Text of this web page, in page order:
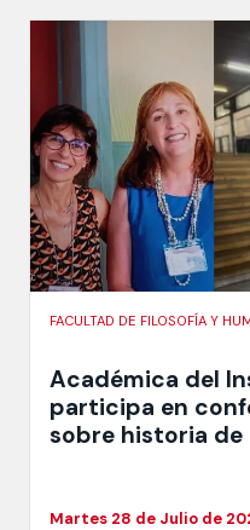
FACULTAD DE FILOSOFÍA Y
Académica del
participa en
sobre historia de
Martes 28 de Julio de